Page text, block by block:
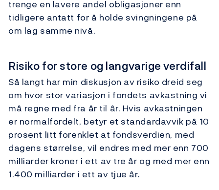
trenge en lavere andel obligasjoner enn
tidligere antatt for å holde svingningene på
om lag samme nivå.
Risiko for store og langvarige verdifall
Så langt har min diskusjon av risiko dreid seg
om hvor stor variasjon i fondets avkastning vi
må regne med fra år til år. Hvis avkastningen
er normalfordelt, betyr et standardavvik på 10
prosent litt forenklet at fondsverdien, med
dagens størrelse, vil endres med mer enn 700
milliarder kroner i ett av tre år og med mer enn
1.400 milliarder i ett av tjue år.